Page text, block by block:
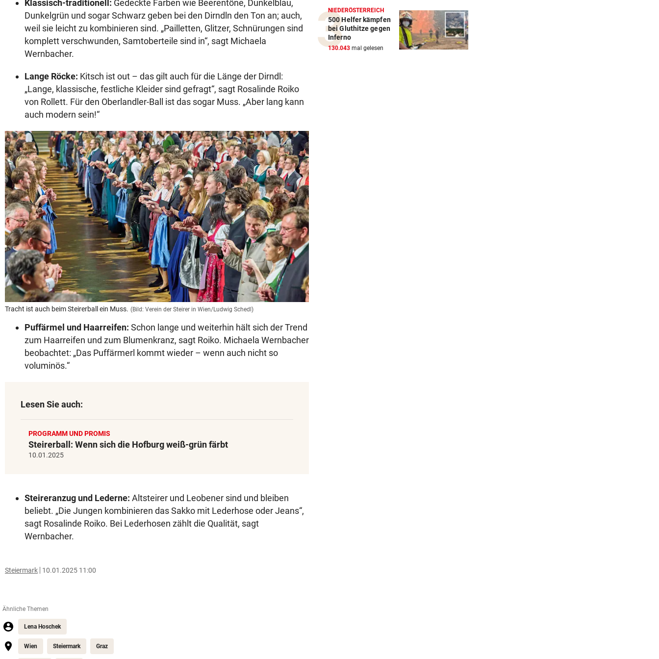
Klassisch-traditionell: Gedeckte Farben wie Beerentöne, Dunkelblau,
Dunkelgrün und sogar Schwarz geben bei den Dirndln den Ton an; auch,
weil sie leicht zu kombinieren sind. „Pailletten, Glitzer, Schnürungen sind
komplett verschwunden, Samtoberteile sind in“, sagt Michaela
Wernbacher.
Lange Röcke: Kitsch ist out – das gilt auch für die Länge der Dirndl:
„Lange, klassische, festliche Kleider sind gefragt“, sagt Rosalinde Roiko
von Rollett. Für den Oberlandler-Ball ist das sogar Muss. „Aber lang kann
auch modern sein!“
Tracht ist auch beim Steirerball ein Muss. (Bild: Verein der Steirer in Wien/Ludwig Schedl)
Puffärmel und Haarreifen: Schon lange und weiterhin hält sich der Trend
zum Haarreifen und zum Blumenkranz, sagt Roiko. Michaela Wernbacher
beobachtet: „Das Puffärmerl kommt wieder – wenn auch nicht so
voluminös.“
Lesen Sie auch:
PROGRAMM UND PROMIS
Steirerball: Wenn sich die Hofburg weiß-grün färbt
10.01.2025
Steireranzug und Lederne: Altsteirer und Leobener sind und bleiben
beliebt. „Die Jungen kombinieren das Sakko mit Lederhose oder Jeans“,
sagt Rosalinde Roiko. Bei Lederhosen zählt die Qualität, sagt
Wernbacher.
Steiermark 10.01.2025 11:00
Ähnliche Themen
Lena Hoschek
Wien Steiermark Graz
NIEDERÖSTERREICH
500 Helfer kämpfen
bei Gluthitze gegen
Inferno
130.043 mal gelesen